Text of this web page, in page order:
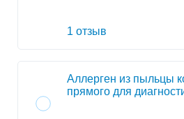
1 отзыв
Аллерген из пыльцы
прямого для